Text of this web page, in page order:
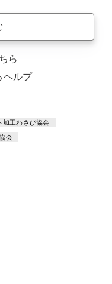
ら
ヘルプ
加工わさび協会
会